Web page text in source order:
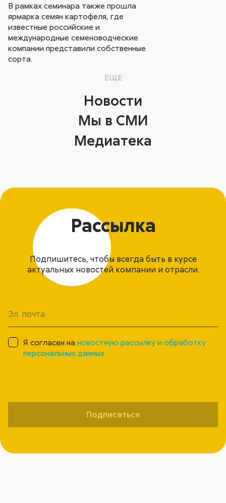
В рамках семинара также прошла
ярмарка семян картофеля, где
известные российские и
международные семеноводческие
компании представили собственные
сорта.
ЕЩЕ
Новости
Мы в СМИ
Медиатека
Рассылка
Подпишитесь, чтобы всегда быть в курсе
актуальных новостей компании и отрасли.
Я согласен нановостную рассылку и обработку
персональных данных
Подписаться